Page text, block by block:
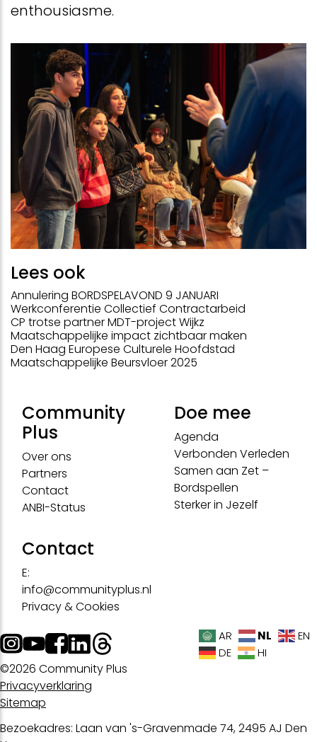
enthousiasme.
Lees ook
Annulering BORDSPELAVOND 9 JANUARI
Werkconferentie Collectief Contractarbeid
CP trotse partner MDT-project Wijkz
Maatschappelijke impact zichtbaar maken
Den Haag Europese Culturele Hoofdstad
Maatschappelijke Beursvloer 2025
Community
Plus
Over ons
Partners
Contact
ANBI-Status
Doe mee
Agenda
Verbonden Verleden
Samen aan Zet –
Bordspellen
Sterker in Jezelf
Contact
E:
info@communityplus.nl
Privacy & Cookies
AR NL
EN
DE
HI
©2026 Community Plus
Privacyverklaring
Sitemap
Bezoekadres: Laan van 's-Gravenmade 74, 2495 AJ Den